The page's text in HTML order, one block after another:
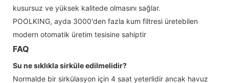
kusursuz ve yüksek kalitede olmasını sağlar.
POOLKING, ayda 3000'den fazla kum filtresi üretebilen
modern otomatik üretim tesisine sahiptir
FAQ
Su ne sıklıkla sirküle edilmelidir?
Normalde bir sirkülasyon için 4 saat yeterlidir ancak havuz